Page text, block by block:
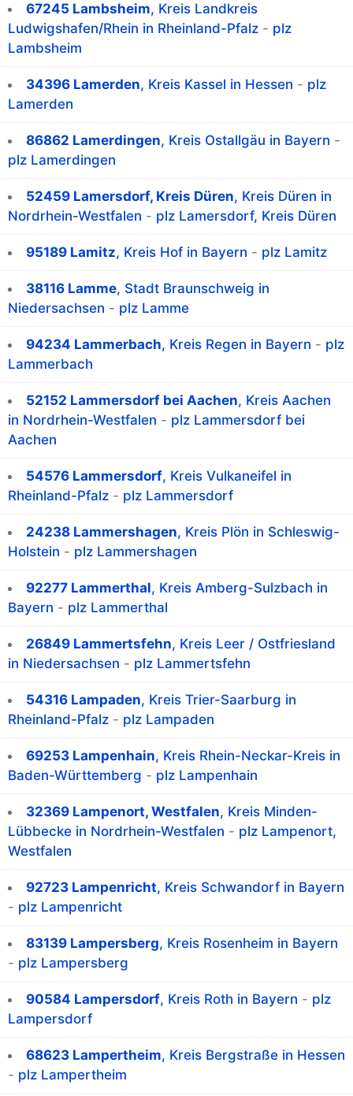
67245 Lambsheim, Kreis Landkreis
Ludwigshafen/Rhein in Rheinland-Pfalz - plz
Lambsheim
34396 Lamerden, Kreis Kassel in Hessen - plz
Lamerden
86862 Lamerdingen, Kreis Ostallgäu in Bayern -
plz Lamerdingen
52459 Lamersdorf, Kreis Düren, Kreis Düren in
Nordrhein-Westfalen - plz Lamersdorf, Kreis Düren
95189 Lamitz, Kreis Hof in Bayern - plz Lamitz
38116 Lamme, Stadt Braunschweig in
Niedersachsen - plz Lamme
94234 Lammerbach, Kreis Regen in Bayern - plz
Lammerbach
52152 Lammersdorf bei Aachen, Kreis Aachen
in Nordrhein-Westfalen - plz Lammersdorf bei
Aachen
54576 Lammersdorf, Kreis Vulkaneifel in
Rheinland-Pfalz - plz Lammersdorf
24238 Lammershagen, Kreis Plön in Schleswig-
Holstein - plz Lammershagen
92277 Lammerthal, Kreis Amberg-Sulzbach in
Bayern - plz Lammerthal
26849 Lammertsfehn, Kreis Leer / Ostfriesland
in Niedersachsen - plz Lammertsfehn
54316 Lampaden, Kreis Trier-Saarburg in
Rheinland-Pfalz - plz Lampaden
69253 Lampenhain, Kreis Rhein-Neckar-Kreis in
Baden-Württemberg - plz Lampenhain
32369 Lampenort, Westfalen, Kreis Minden-
Lübbecke in Nordrhein-Westfalen - plz Lampenort,
Westfalen
92723 Lampenricht, Kreis Schwandorf in Bayern
- plz Lampenricht
83139 Lampersberg, Kreis Rosenheim in Bayern
- plz Lampersberg
90584 Lampersdorf, Kreis Roth in Bayern - plz
Lampersdorf
68623 Lampertheim, Kreis Bergstraße in Hessen
- plz Lampertheim